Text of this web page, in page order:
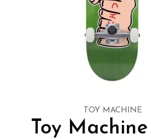
TOY MACHINE
Toy